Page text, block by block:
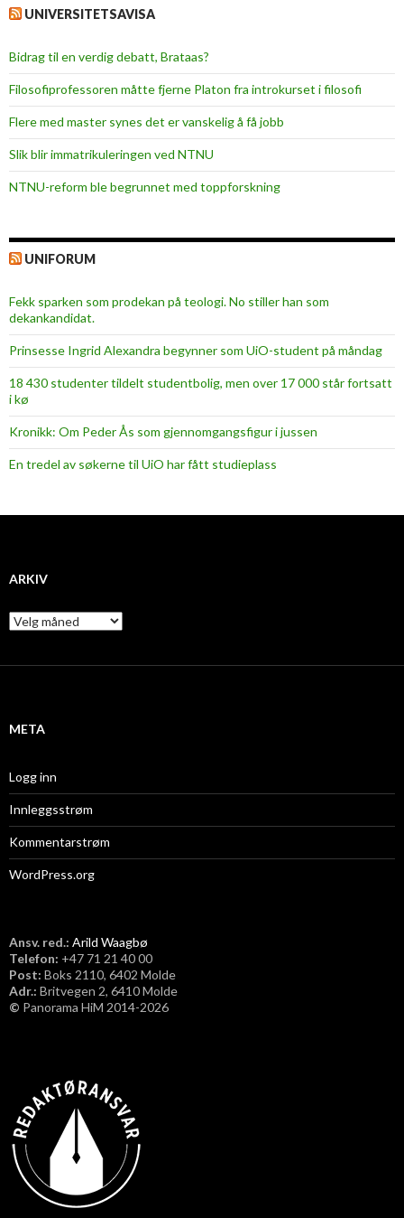
æ
r
t
v
l
g
a
s
t
n
d
e
UNIVERSITETSAVISA
Bidrag til en verdig debatt, Brataas?
Filosofiprofessoren måtte fjerne Platon fra introkurset i filosofi
Flere med master synes det er vanskelig å få jobb
Slik blir immatrikuleringen ved NTNU
NTNU-reform ble begrunnet med toppforskning
UNIFORUM
Fekk sparken som prodekan på teologi. No stiller han som
dekankandidat.
Prinsesse Ingrid Alexandra begynner som UiO-student på måndag
18 430 studenter tildelt studentbolig, men over 17 000 står fortsatt
i kø
Kronikk: Om Peder Ås som gjennomgangsfigur i jussen
En tredel av søkerne til UiO har fått studieplass
ARKIV
A
r
i
META
Logg inn
Innleggsstrøm
Kommentarstrøm
WordPress.org
Ansv. red.: Arild Waagbø
Telefon: ​+47 71 21 40 00
Post: Boks 2110, 6402 Molde
Adr.: Britvegen 2, 6410 Molde
© Panorama HiM 2014-2026